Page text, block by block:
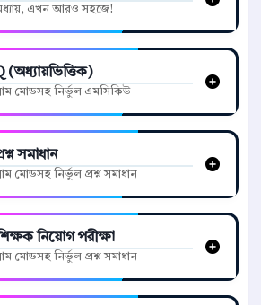
অধ্যায়, এখন আরও সহজে!
(অধ্যায়ভিত্তিক)
মোডসহ নির্ভুল এমসিকিউ
সমাধান
মোডসহ নির্ভুল প্রশ্ন সমাধান
নিয়োগ পরীক্ষা
মোডসহ নির্ভুল প্রশ্ন সমাধান